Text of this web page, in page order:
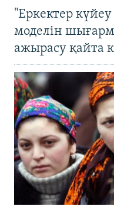
"Еркектер
моделін
ажырасу қайта